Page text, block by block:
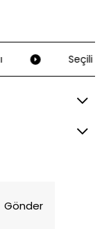
Seçili
Gönder